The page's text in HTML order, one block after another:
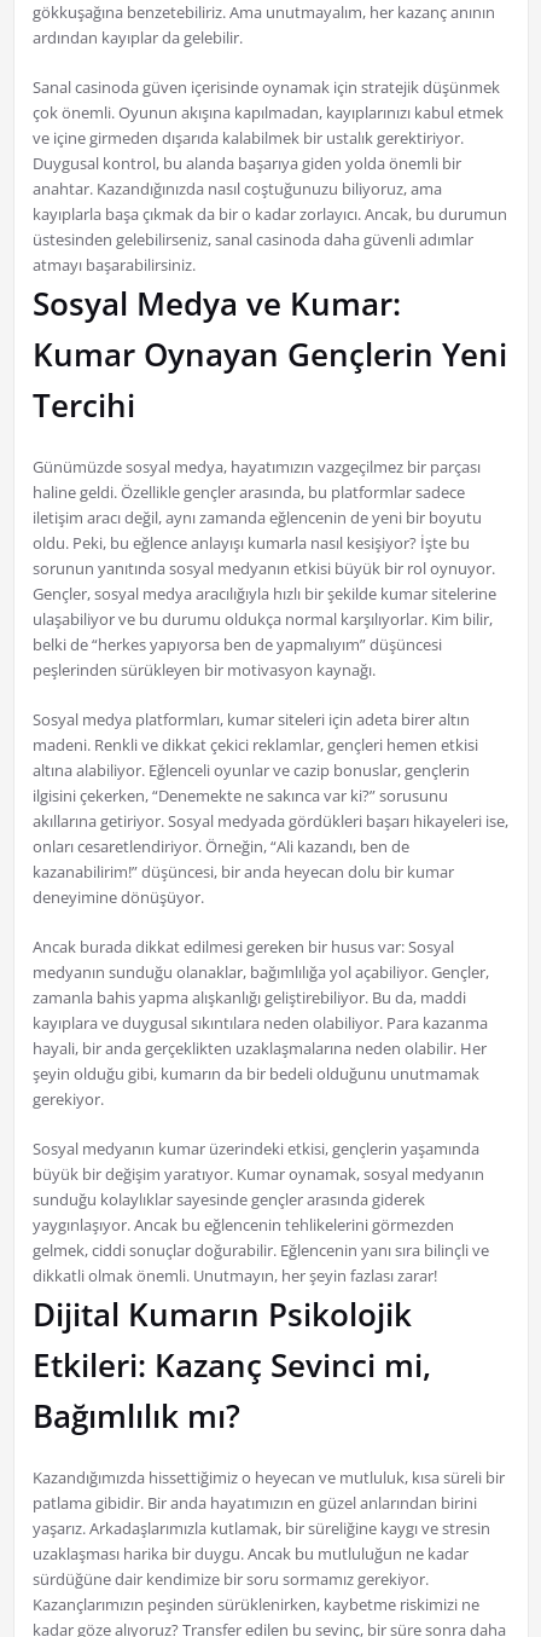
gökkuşağına benzetebiliriz. Ama unutmayalım, her kazanç anının
ardından kayıplar da gelebilir.
Sanal casinoda güven içerisinde oynamak için stratejik düşünmek
çok önemli. Oyunun akışına kapılmadan, kayıplarınızı kabul etmek
ve içine girmeden dışarıda kalabilmek bir ustalık gerektiriyor.
Duygusal kontrol, bu alanda başarıya giden yolda önemli bir
anahtar. Kazandığınızda nasıl coştuğunuzu biliyoruz, ama
kayıplarla başa çıkmak da bir o kadar zorlayıcı. Ancak, bu durumun
üstesinden gelebilirseniz, sanal casinoda daha güvenli adımlar
atmayı başarabilirsiniz.
Sosyal Medya ve Kumar:
Kumar Oynayan Gençlerin Yeni
Tercihi
Günümüzde sosyal medya, hayatımızın vazgeçilmez bir parçası
haline geldi. Özellikle gençler arasında, bu platformlar sadece
iletişim aracı değil, aynı zamanda eğlencenin de yeni bir boyutu
oldu. Peki, bu eğlence anlayışı kumarla nasıl kesişiyor? İşte bu
sorunun yanıtında sosyal medyanın etkisi büyük bir rol oynuyor.
Gençler, sosyal medya aracılığıyla hızlı bir şekilde kumar sitelerine
ulaşabiliyor ve bu durumu oldukça normal karşılıyorlar. Kim bilir,
belki de “herkes yapıyorsa ben de yapmalıyım” düşüncesi
peşlerinden sürükleyen bir motivasyon kaynağı.
Sosyal medya platformları, kumar siteleri için adeta birer altın
madeni. Renkli ve dikkat çekici reklamlar, gençleri hemen etkisi
altına alabiliyor. Eğlenceli oyunlar ve cazip bonuslar, gençlerin
ilgisini çekerken, “Denemekte ne sakınca var ki?” sorusunu
akıllarına getiriyor. Sosyal medyada gördükleri başarı hikayeleri ise,
onları cesaretlendiriyor. Örneğin, “Ali kazandı, ben de
kazanabilirim!” düşüncesi, bir anda heyecan dolu bir kumar
deneyimine dönüşüyor.
Ancak burada dikkat edilmesi gereken bir husus var: Sosyal
medyanın sunduğu olanaklar, bağımlılığa yol açabiliyor. Gençler,
zamanla bahis yapma alışkanlığı geliştirebiliyor. Bu da, maddi
kayıplara ve duygusal sıkıntılara neden olabiliyor. Para kazanma
hayali, bir anda gerçeklikten uzaklaşmalarına neden olabilir. Her
şeyin olduğu gibi, kumarın da bir bedeli olduğunu unutmamak
gerekiyor.
Sosyal medyanın kumar üzerindeki etkisi, gençlerin yaşamında
büyük bir değişim yaratıyor. Kumar oynamak, sosyal medyanın
sunduğu kolaylıklar sayesinde gençler arasında giderek
yaygınlaşıyor. Ancak bu eğlencenin tehlikelerini görmezden
gelmek, ciddi sonuçlar doğurabilir. Eğlencenin yanı sıra bilinçli ve
dikkatli olmak önemli. Unutmayın, her şeyin fazlası zarar!
Dijital Kumarın Psikolojik
Etkileri: Kazanç Sevinci mi,
Bağımlılık mı?
Kazandığımızda hissettiğimiz o heyecan ve mutluluk, kısa süreli bir
patlama gibidir. Bir anda hayatımızın en güzel anlarından birini
yaşarız. Arkadaşlarımızla kutlamak, bir süreliğine kaygı ve stresin
uzaklaşması harika bir duygu. Ancak bu mutluluğun ne kadar
sürdüğüne dair kendimize bir soru sormamız gerekiyor.
Kazançlarımızın peşinden sürüklenirken, kaybetme riskimizi ne
kadar göze alıyoruz? Transfer edilen bu sevinç, bir süre sonra daha